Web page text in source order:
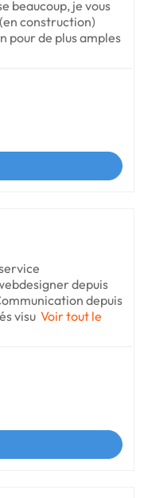
beaucoup, je vous
construction)
pour de plus amples
depuis
depuis
visu Voir tout le